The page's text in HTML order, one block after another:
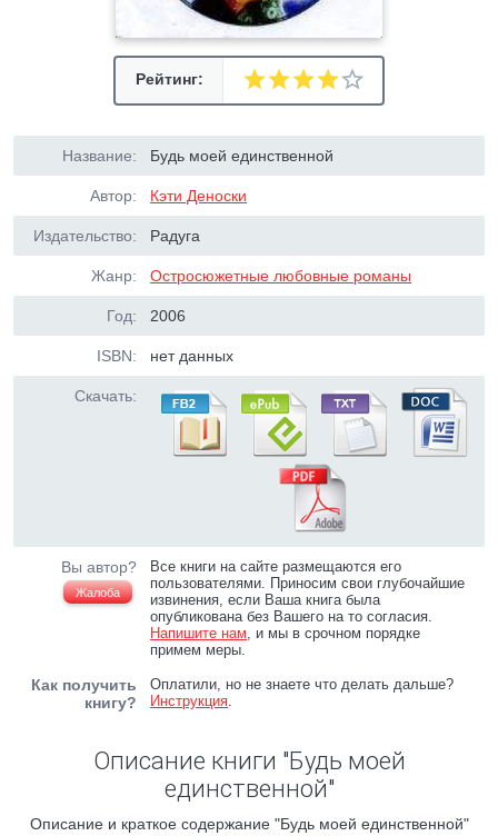
Рейтинг:
Название: Будь моей единственной
Автор: Кэти Деноски
Издательство: Радуга
Жанр: Остросюжетные любовные романы
Год: 2006
ISBN: нет данных
Скачать:
Вы автор?
Жалоба
Все книги на сайте размещаются его
пользователями. Приносим свои глубочайшие
извинения, если Ваша книга была
опубликована без Вашего на то согласия.
Напишите нам, и мы в срочном порядке
примем меры.
Как получить
книгу?
Оплатили, но не знаете что делать дальше?
Инструкция.
Описание книги "Будь моей
единственной"
Описание и краткое содержание "Будь моей единственной"